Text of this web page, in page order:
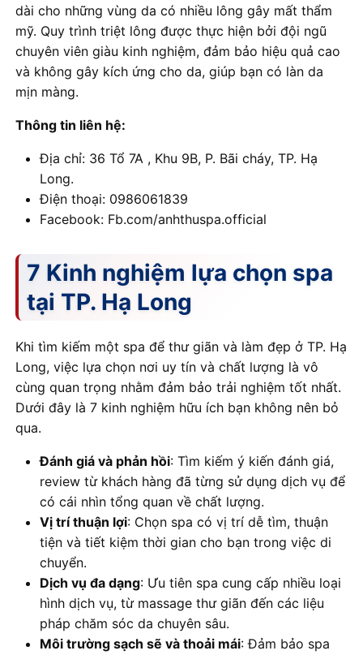
dài cho những vùng da có nhiều lông gây mất thẩm
mỹ. Quy trình triệt lông được thực hiện bởi đội ngũ
chuyên viên giàu kinh nghiệm, đảm bảo hiệu quả cao
và không gây kích ứng cho da, giúp bạn có làn da
mịn màng.
Thông tin liên hệ:
Địa chỉ: 36 Tổ 7A , Khu 9B, P. Bãi cháy, TP. Hạ
Long.
Điện thoại: 0986061839
Facebook: Fb.com/anhthuspa.official
7 Kinh nghiệm lựa chọn spa
tại TP. Hạ Long
Khi tìm kiếm một spa để thư giãn và làm đẹp ở TP. Hạ
Long, việc lựa chọn nơi uy tín và chất lượng là vô
cùng quan trọng nhằm đảm bảo trải nghiệm tốt nhất.
Dưới đây là 7 kinh nghiệm hữu ích bạn không nên bỏ
qua.
Đánh giá và phản hồi: Tìm kiếm ý kiến đánh giá,
review từ khách hàng đã từng sử dụng dịch vụ để
có cái nhìn tổng quan về chất lượng.
Vị trí thuận lợi: Chọn spa có vị trí dễ tìm, thuận
tiện và tiết kiệm thời gian cho bạn trong việc di
chuyển.
Dịch vụ đa dạng: Ưu tiên spa cung cấp nhiều loại
hình dịch vụ, từ massage thư giãn đến các liệu
pháp chăm sóc da chuyên sâu.
Môi trường sạch sẽ và thoải mái: Đảm bảo spa